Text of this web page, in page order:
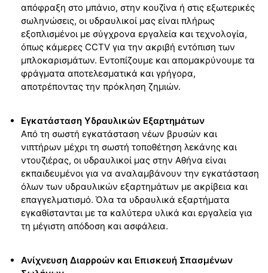
απόφραξη στο μπάνιο, στην κουζίνα ή στις εξωτερικές
σωληνώσεις, οι υδραυλικοί μας είναι πλήρως
εξοπλισμένοι με σύγχρονα εργαλεία και τεχνολογία,
όπως κάμερες CCTV για την ακριβή εντόπιση των
μπλοκαρισμάτων. Εντοπίζουμε και απομακρύνουμε τα
φράγματα αποτελεσματικά και γρήγορα,
αποτρέποντας την πρόκληση ζημιών.
Εγκατάσταση Υδραυλικών Εξαρτημάτων
Από τη σωστή εγκατάσταση νέων βρυσών και
νιπτήρων μέχρι τη σωστή τοποθέτηση λεκάνης και
ντουζιέρας, οι υδραυλικοί μας στην Αθήνα είναι
εκπαιδευμένοι για να αναλαμβάνουν την εγκατάσταση
όλων των υδραυλικών εξαρτημάτων με ακρίβεια και
επαγγελματισμό. Όλα τα υδραυλικά εξαρτήματα
εγκαθίστανται με τα καλύτερα υλικά και εργαλεία για
τη μέγιστη απόδοση και ασφάλεια.
Ανίχνευση Διαρροών και Επισκευή Σπασμένων